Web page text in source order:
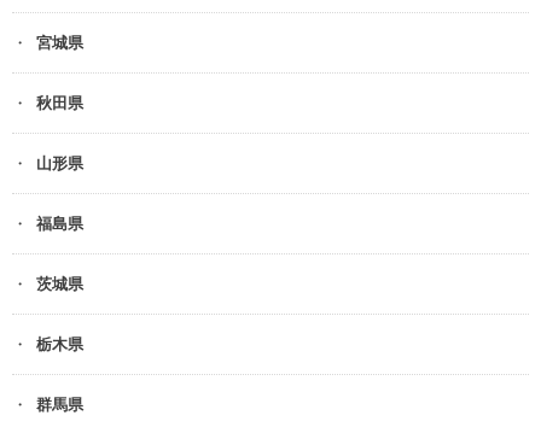
宮城県
秋田県
山形県
福島県
茨城県
栃木県
群馬県